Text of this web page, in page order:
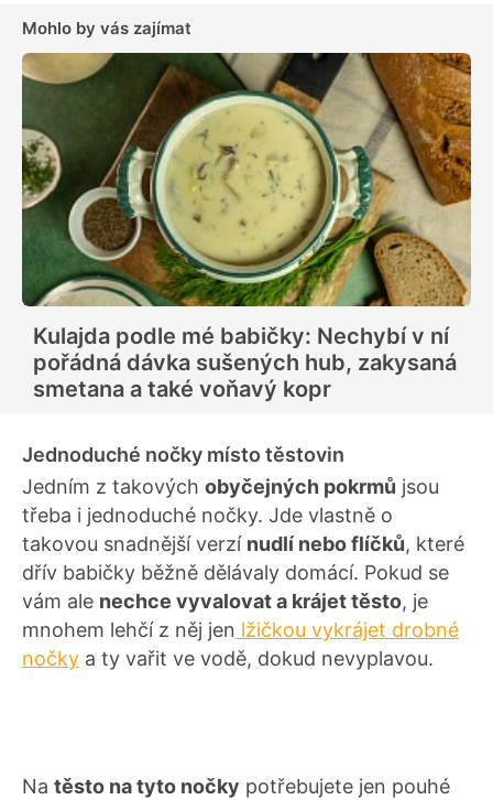
Mohlo by vás zajímat
Kulajda podle mé babičky: Nechybí v ní
pořádná dávka sušených hub, zakysaná
smetana a také voňavý kopr
Jednoduché nočky místo těstovin
Jedním z takových obyčejných pokrmů jsou
třeba i jednoduché nočky. Jde vlastně o
takovou snadnější verzí nudlí nebo flíčků, které
dřív babičky běžně dělávaly domácí. Pokud se
vám ale nechce vyvalovat a krájet těsto, je
mnohem lehčí z něj jen lžičkou vykrájet drobné
nočky a ty vařit ve vodě, dokud nevyplavou.
Na těsto na tyto nočky potřebujete jen pouhé